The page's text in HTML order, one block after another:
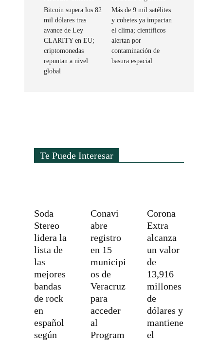
Bitcoin supera los 82
mil dólares tras
avance de Ley
CLARITY en EU;
criptomonedas
repuntan a nivel
global
Más de 9 mil satélites
y cohetes ya impactan
el clima; científicos
alertan por
contaminación de
basura espacial
Te Puede Interesar
Soda
Stereo
lidera la
lista de
las
mejores
bandas
de rock
en
español
según
Conavi
abre
registro
en 15
municipi
os de
Veracruz
para
acceder
al
Program
Corona
Extra
alcanza
un valor
de
13,916
millones
de
dólares y
mantiene
el